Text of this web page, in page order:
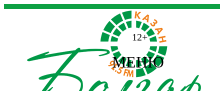
12+
МЕНЮ